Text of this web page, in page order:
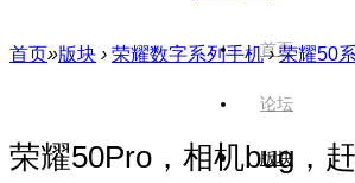
首页
论坛
版块
首页»版块 › 荣耀数字系列手机 › 荣耀50
荣耀50Pro，相机bug，